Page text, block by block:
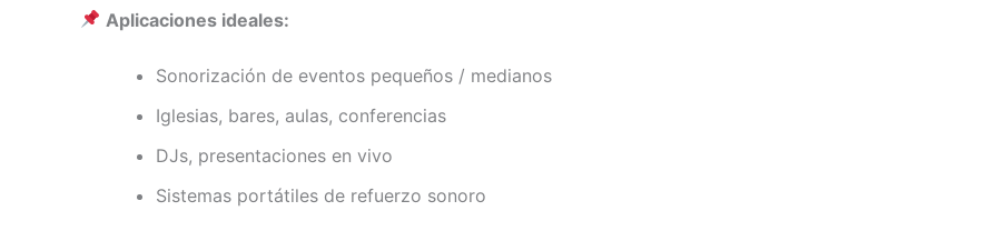
Aplicaciones ideales:
Sonorización de eventos pequeños / medianos
Iglesias, bares, aulas, conferencias
DJs, presentaciones en vivo
Sistemas portátiles de refuerzo sonoro